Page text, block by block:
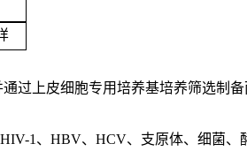
上皮细胞专用培养基培养筛选制备
1、HBV、HCV、支原体、细菌、